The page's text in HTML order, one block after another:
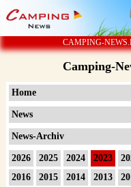
CAMPING-NEWS.DE
Camping-
Home
News
News-Archiv
2026 2025 2024 2023
2016
2015 2014 2013